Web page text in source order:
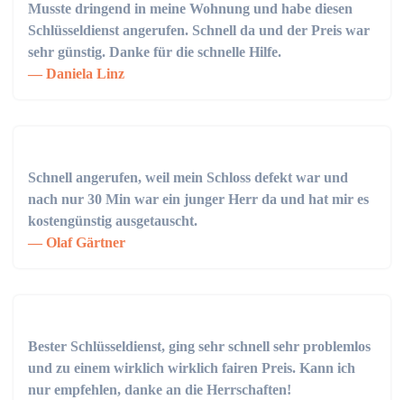
Musste dringend in meine Wohnung und habe diesen
Schlüsseldienst angerufen. Schnell da und der Preis war
sehr günstig. Danke für die schnelle Hilfe.
Daniela Linz
Schnell angerufen, weil mein Schloss defekt war und
nach nur 30 Min war ein junger Herr da und hat mir es
kostengünstig ausgetauscht.
Olaf Gärtner
Bester Schlüsseldienst, ging sehr schnell sehr problemlos
und zu einem wirklich wirklich fairen Preis. Kann ich
nur empfehlen, danke an die Herrschaften!